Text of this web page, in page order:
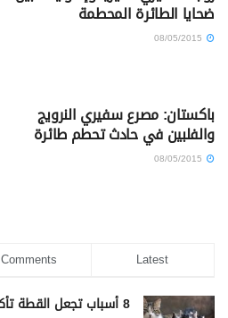
ضحايا الطائرة المحطمة
باكستان: مصرع سفيري النرويج
والفلبين في حادث تحطم طائرة
Comments Latest
8 أسباب تجعل القطة تأكل صغارها